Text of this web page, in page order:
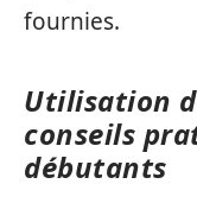
fournies.
Utilisation
conseils
débutants